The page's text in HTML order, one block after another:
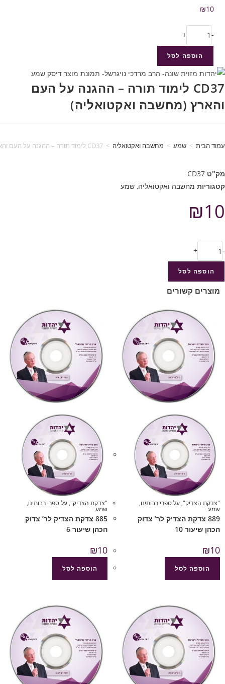
₪10
-
+
הוספה לסל
CD37 לימוד תורה – ההגנה על העם
והארץ (מחשבה ואקטואליה)
עמוד הבית > שמע > מחשבה ואקטואליה > CD37 לימוד תורה – ההגנה על העם והארץ (מחשבה ואקטואליה)
מק"ט CD37
קטגוריות מחשבה ואקטואליה, שמע
₪10
-
+
הוספה לסל
מוצרים קשורים
"צדקת הצדיק",על ספרי רבותינו,
שמע
889 צדקת הצדיק לר’ צדוק
הכהן שיעור 10
₪10
הוספה לסל
"צדקת הצדיק",על ספרי רבותינו,
שמע
885 צדקת הצדיק לר’ צדוק
הכהן שיעור 6
₪10
הוספה לסל